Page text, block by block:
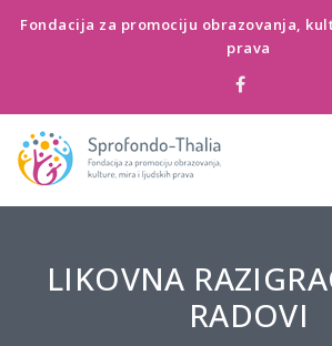
Fondacija za promociju obrazovanja,
prava
LIKOVNA
RADOVI